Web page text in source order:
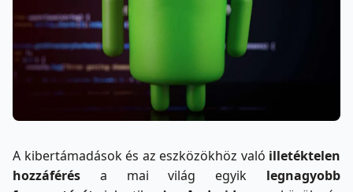
A kibertámadások és az eszközökhöz való illetéktelen
hozzáférés a mai világ egyik legnagyobb